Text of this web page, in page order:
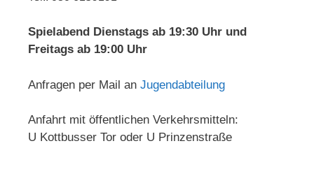
Spielabend Dienstags ab 19:30 Uhr und
Freitags ab 19:00 Uhr
Anfragen per Mail an Jugendabteilung
Anfahrt mit öffentlichen Verkehrsmitteln:
U Kottbusser Tor oder U Prinzenstraße